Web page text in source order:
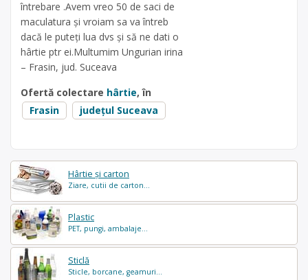
Hârtie și carton
Ziare, cutii de carton...
Plastic
PET, pungi, ambalaje...
Sticlă
Sticle, borcane, geamuri...
întrebare .Avem vreo 50 de saci de
maculatura și vroiam sa va întreb
dacă le puteți lua dvs și să ne dati o
hârtie ptr ei.Multumim Ungurian irina
– Frasin, jud. Suceava
Ofertă colectare hârtie, în
Frasin
județul Suceava